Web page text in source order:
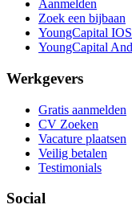
Aanmelden
Zoek een bijbaan
YoungCapital
YoungCapital
Werkgevers
Gratis aanmelden
CV Zoeken
Vacature plaatsen
Veilig betalen
Testimonials
Social